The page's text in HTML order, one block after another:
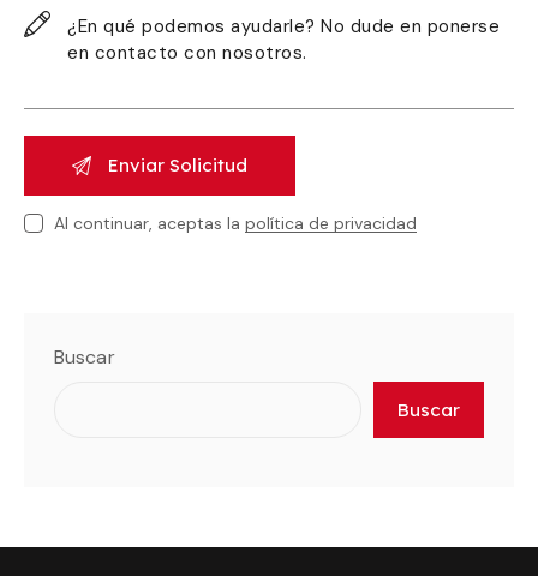
Al continuar, aceptas lapolítica de privacidad
Buscar
Buscar